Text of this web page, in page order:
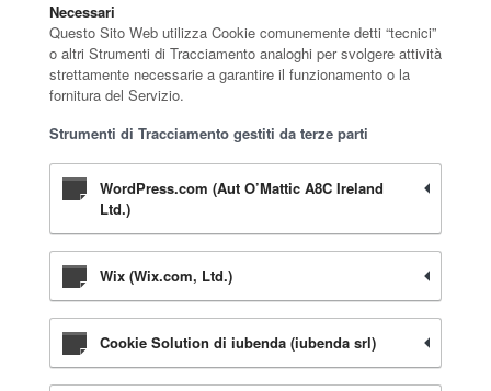
Necessari
Questo Sito Web utilizza Cookie comunemente detti “tecnici”
o altri Strumenti di Tracciamento analoghi per svolgere attività
strettamente necessarie a garantire il funzionamento o la
fornitura del Servizio.
Strumenti di Tracciamento gestiti da terze parti
WordPress.com (Aut O’Mattic A8C Ireland
Ltd.)
Wix (Wix.com, Ltd.)
Cookie Solution di iubenda (iubenda srl)